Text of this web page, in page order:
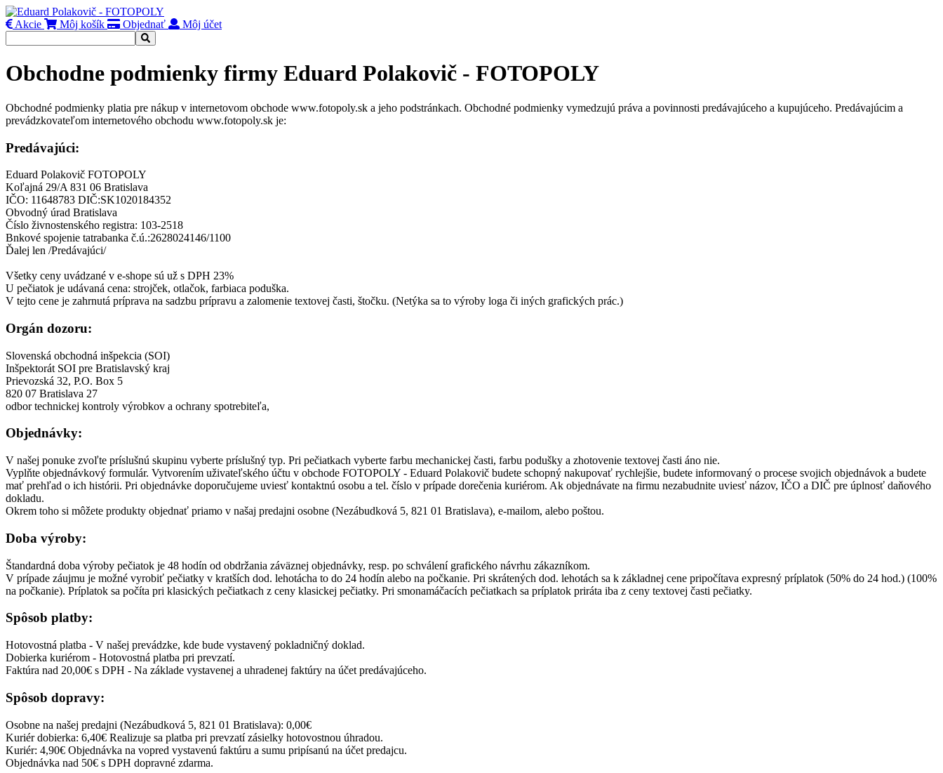
Akcie Môj košík Objednať Môj účet
Obchodne podmienky firmy Eduard Polakovič - FOTOPOLY
Obchodné podmienky platia pre nákup v internetovom obchode www.fotopoly.sk a jeho podstránkach. Obchodné podmienky vymedzujú práva a povinnosti predávajúceho a kupujúceho. Predávajúcim a
prevádzkovateľom internetového obchodu www.fotopoly.sk je:
Predávajúci:
Eduard Polakovič FOTOPOLY
Koľajná 29/A 831 06 Bratislava
IČO: 11648783 DIČ:SK1020184352
Obvodný úrad Bratislava
Číslo živnostenského registra: 103-2518
Bnkové spojenie tatrabanka č.ú.:2628024146/1100
Ďalej len /Predávajúci/
Všetky ceny uvádzané v e-shope sú už s DPH 23%
U pečiatok je udávaná cena: strojček, otlačok, farbiaca poduška.
V tejto cene je zahrnutá príprava na sadzbu prípravu a zalomenie textovej časti, štočku. (Netýka sa to výroby loga či iných grafických prác.)
Orgán dozoru:
Slovenská obchodná inšpekcia (SOI)
Inšpektorát SOI pre Bratislavský kraj
Prievozská 32, P.O. Box 5
820 07 Bratislava 27
odbor technickej kontroly výrobkov a ochrany spotrebiteľa,
Objednávky:
V našej ponuke zvoľte príslušnú skupinu vyberte príslušný typ. Pri pečiatkach vyberte farbu mechanickej časti, farbu podušky a zhotovenie textovej časti áno nie.
Vyplňte objednávkový formulár. Vytvorením uživateľského účtu v obchode FOTOPOLY - Eduard Polakovič budete schopný nakupovať rychlejšie, budete informovaný o procese svojich objednávok a budete
mať prehľad o ich histórii. Pri objednávke doporučujeme uviesť kontaktnú osobu a tel. číslo v prípade dorečenia kuriérom. Ak objednávate na firmu nezabudnite uviesť názov, IČO a DIČ pre úplnosť daňového
dokladu.
Okrem toho si môžete produkty objednať priamo v našaj predajni osobne (Nezábudková 5, 821 01 Bratislava), e-mailom, alebo poštou.
Doba výroby:
Štandardná doba výroby pečiatok je 48 hodín od obdržania záväznej objednávky, resp. po schválení grafického návrhu zákazníkom.
V prípade záujmu je možné vyrobiť pečiatky v kratších dod. lehotácha to do 24 hodín alebo na počkanie. Pri skrátených dod. lehotách sa k základnej cene pripočítava expresný príplatok (50% do 24 hod.) (100%
na počkanie). Príplatok sa počíta pri klasických pečiatkach z ceny klasickej pečiatky. Pri smonamáčacích pečiatkach sa príplatok priráta iba z ceny textovej časti pečiatky.
Spôsob platby:
Hotovostná platba - V našej prevádzke, kde bude vystavený pokladničný doklad.
Dobierka kuriérom - Hotovostná platba pri prevzatí.
Faktúra nad 20,00€ s DPH - Na základe vystavenej a uhradenej faktúry na účet predávajúceho.
Spôsob dopravy:
Osobne na našej predajni (Nezábudková 5, 821 01 Bratislava): 0,00€
Kuriér dobierka: 6,40€ Realizuje sa platba pri prevzatí zásielky hotovostnou úhradou.
Kuriér: 4,90€ Objednávka na vopred vystavenú faktúru a sumu pripísanú na účet predajcu.
Objednávka nad 50€ s DPH dopravné zdarma.